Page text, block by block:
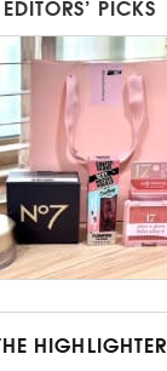
EDITORS’ PICKS
THE HIGHLIGHTER